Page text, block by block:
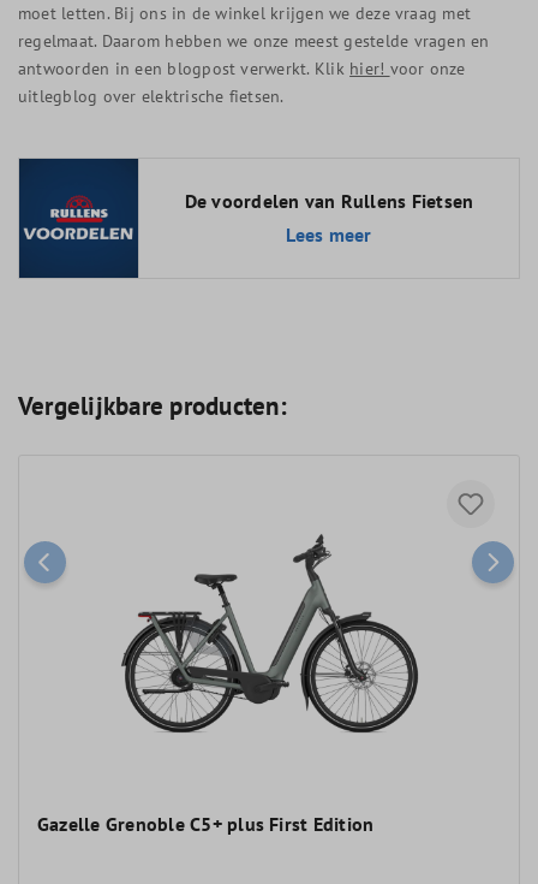
moet letten. Bij ons in de winkel krijgen we deze vraag met
regelmaat. Daarom hebben we onze meest gestelde vragen en
antwoorden in een blogpost verwerkt. Klik hier! voor onze
uitlegblog over elektrische fietsen.
De voordelen van Rullens Fietsen
Lees meer
Vergelijkbare producten:
Gazelle Grenoble C5+ plus First Edition